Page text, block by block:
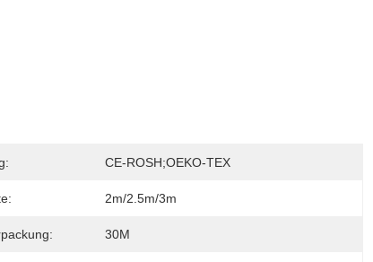
CE-ROSH;OEKO-TEX
2m/2.5m/3m
30M